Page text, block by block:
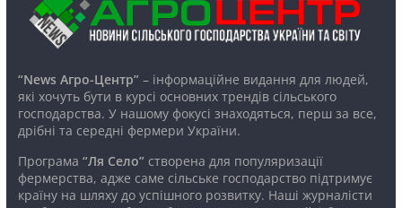
“News Агро-Центр”– інформаційне видання для людей,
які хочуть бути в курсі основних трендів сільського
господарства. У нашому фокусі знаходяться, перш за все,
дрібні та середні фермери України.
Програма “Ля Село”створена для популяризації
фермерства, адже саме сільське господарство підтримує
країну на шляху до успішного розвитку. Наші журналісти